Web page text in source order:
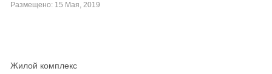
Размещено: 15 Мая, 2019
Жилой комплекс